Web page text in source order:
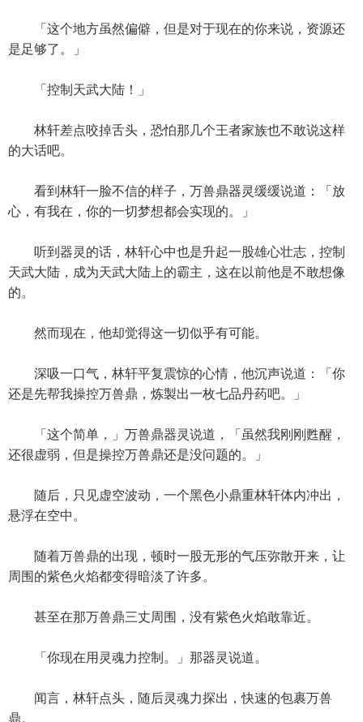
「这个地方虽然偏僻，但是对于现在的你来说，资源还
是足够了。」
「控制天武大陆！」
林轩差点咬掉舌头，恐怕那几个王者家族也不敢说这样
的大话吧。
看到林轩一脸不信的样子，万兽鼎器灵缓缓说道：「放
心，有我在，你的一切梦想都会实现的。」
听到器灵的话，林轩心中也是升起一股雄心壮志，控制
天武大陆，成为天武大陆上的霸主，这在以前他是不敢想像
的。
然而现在，他却觉得这一切似乎有可能。
深吸一口气，林轩平复震惊的心情，他沉声说道：「你
还是先帮我操控万兽鼎，炼製出一枚七品丹药吧。」
「这个简单，」万兽鼎器灵说道，「虽然我刚刚甦醒，
还很虚弱，但是操控万兽鼎还是没问题的。」
随后，只见虚空波动，一个黑色小鼎重林轩体内冲出，
悬浮在空中。
随着万兽鼎的出现，顿时一股无形的气压弥散开来，让
周围的紫色火焰都变得暗淡了许多。
甚至在那万兽鼎三丈周围，没有紫色火焰敢靠近。
「你现在用灵魂力控制。」那器灵说道。
闻言，林轩点头，随后灵魂力探出，快速的包裹万兽
鼎。